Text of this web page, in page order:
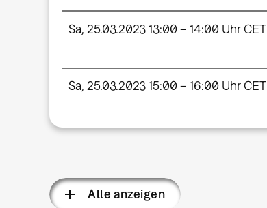
Sa, 25.03.2023 13:00 – 14:00 Uhr CET
Sa, 25.03.2023 15:00 – 16:00 Uhr CET
Alle anzeigen